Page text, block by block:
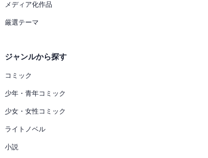
メディア化作品
厳選テーマ
ジャンルから探す
コミック
少年・青年コミック
少女・女性コミック
ライトノベル
小説